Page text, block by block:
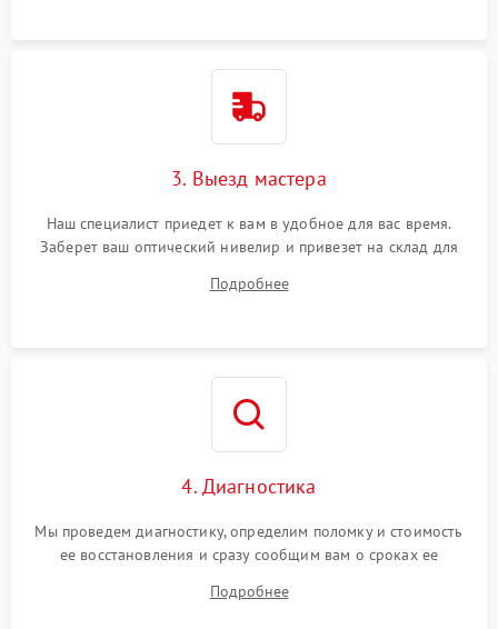
3. Выезд мастера
Наш специалист приедет к вам в удобное для вас время.
Заберет ваш оптический нивелир и привезет на склад для
Подробнее
4. Диагностика
Мы проведем диагностику, определим поломку и стоимость
ее восстановления и сразу сообщим вам о сроках ее
Подробнее